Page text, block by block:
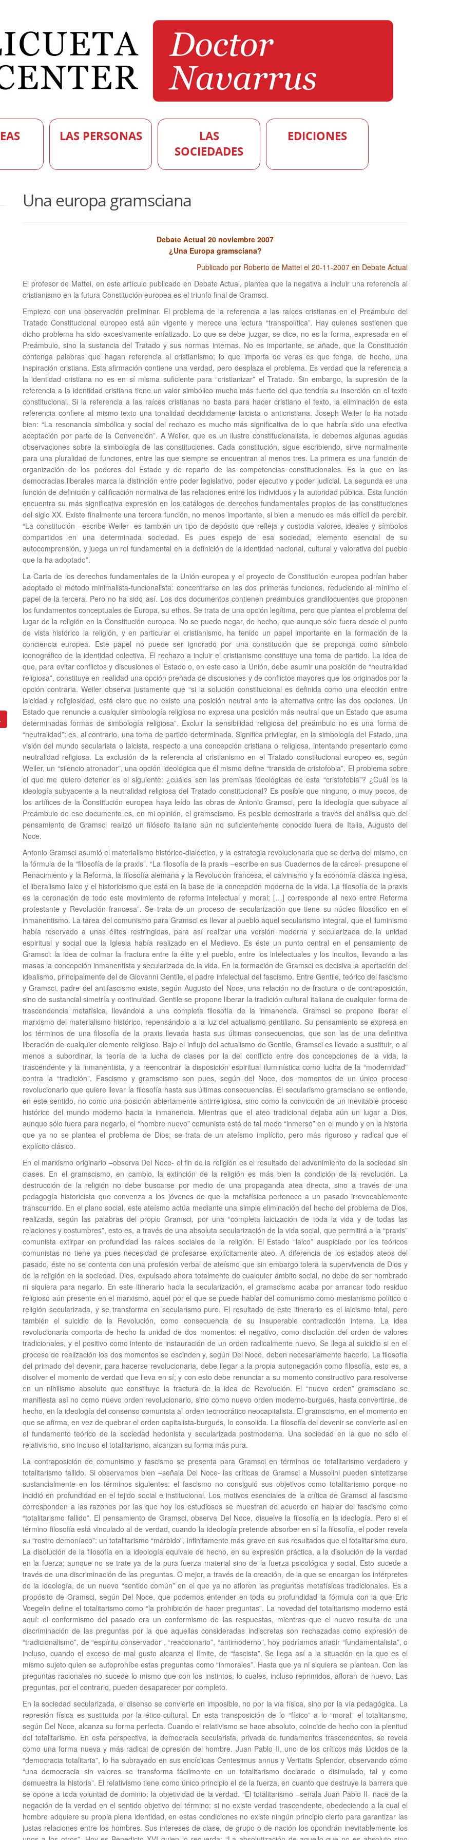
LAS PERSONAS
LAS
SOCIEDADES
EDICIONES
Una europa gramsciana
Debate Actual 20 noviembre 2007
¿Una Europa gramsciana?
Publicado por Roberto de Mattei el 20-11-2007 en Debate Actual
El profesor de Mattei, en este artículo publicado en Debate Actual, plantea que la negativa a incluir una referencia al
cristianismo en la futura Constitución europea es el triunfo final de Gramsci.
Empiezo con una observación preliminar. El problema de la referencia a las raíces cristianas en el Preámbulo del
Tratado Constitucional europeo está aún vigente y merece una lectura “transpolítica”. Hay quienes sostienen que
dicho problema ha sido excesivamente enfatizado. Lo que se debe juzgar, se dice, no es la forma, expresada en el
Preámbulo, sino la sustancia del Tratado y sus normas internas. No es importante, se añade, que la Constitución
contenga palabras que hagan referencia al cristianismo; lo que importa de veras es que tenga, de hecho, una
inspiración cristiana. Esta afirmación contiene una verdad, pero desplaza el problema. Es verdad que la referencia a
la identidad cristiana no es en sí misma suficiente para “cristianizar” el Tratado. Sin embargo, la supresión de la
referencia a la identidad cristiana tiene un valor simbólico mucho más fuerte del que tendría su inserción en el texto
constitucional. Si la referencia a las raíces cristianas no basta para hacer cristiano el texto, la eliminación de esta
referencia confiere al mismo texto una tonalidad decididamente laicista o anticristiana. Joseph Weiler lo ha notado
bien: “La resonancia simbólica y social del rechazo es mucho más significativa de lo que habría sido una efectiva
aceptación por parte de la Convención”. A Weiler, que es un ilustre constitucionalista, le debemos algunas agudas
observaciones sobre la simbología de las constituciones. Cada constitución, sigue escribiendo, sirve normalmente
para una pluralidad de funciones, entre las que siempre se encuentran al menos tres. La primera es una función de
organización de los poderes del Estado y de reparto de las competencias constitucionales. Es la que en las
democracias liberales marca la distinción entre poder legislativo, poder ejecutivo y poder judicial. La segunda es una
función de definición y calificación normativa de las relaciones entre los individuos y la autoridad pública. Esta función
encuentra su más significativa expresión en los catálogos de derechos fundamentales propios de las constituciones
del siglo XX. Existe finalmente una tercera función, no menos importante, si bien a menudo es más difícil de percibir.
“La constitución –escribe Weiler- es también un tipo de depósito que refleja y custodia valores, ideales y símbolos
compartidos en una determinada sociedad. Es pues espejo de esa sociedad, elemento esencial de su
autocomprensión, y juega un rol fundamental en la definición de la identidad nacional, cultural y valorativa del pueblo
que la ha adoptado”.
La Carta de los derechos fundamentales de la Unión europea y el proyecto de Constitución europea podrían haber
adoptado el método minimalista-funcionalista: concentrarse en las dos primeras funciones, reduciendo al mínimo el
papel de la tercera. Pero no ha sido así. Los dos documentos contienen preámbulos grandilocuentes que proponen
los fundamentos conceptuales de Europa, su ethos. Se trata de una opción legítima, pero que plantea el problema del
lugar de la religión en la Constitución europea. No se puede negar, de hecho, que aunque sólo fuera desde el punto
de vista histórico la religión, y en particular el cristianismo, ha tenido un papel importante en la formación de la
conciencia europea. Este papel no puede ser ignorado por una constitución que se proponga como símbolo
iconográfico de la identidad colectiva. El rechazo a incluir el cristianismo constituye una toma de partido. La idea de
que, para evitar conflictos y discusiones el Estado o, en este caso la Unión, debe asumir una posición de “neutralidad
religiosa”, constituye en realidad una opción preñada de discusiones y de conflictos mayores que los originados por la
opción contraria. Weiler observa justamente que “si la solución constitucional es definida como una elección entre
laicidad y religiosidad, está claro que no existe una posición neutral ante la alternativa entre las dos opciones. Un
Estado que renuncie a cualquier simbología religiosa no expresa una posición más neutral que un Estado que asuma
determinadas formas de simbología religiosa”. Excluir la sensibilidad religiosa del preámbulo no es una forma de
“neutralidad”: es, al contrario, una toma de partido determinada. Significa privilegiar, en la simbología del Estado, una
visión del mundo secularista o laicista, respecto a una concepción cristiana o religiosa, intentando presentarlo como
neutralidad religiosa. La exclusión de la referencia al cristianismo en el Tratado constitucional europeo es, según
Weiler, un “silencio atronador”, una opción ideológica que él mismo define “transida de cristofobia”. El problema sobre
el que me quiero detener es el siguiente: ¿cuáles son las premisas ideológicas de esta “cristofobia”? ¿Cuál es la
ideología subyacente a la neutralidad religiosa del Tratado constitucional? Es posible que ninguno, o muy pocos, de
los artífices de la Constitución europea haya leído las obras de Antonio Gramsci, pero la ideología que subyace al
Preámbulo de ese documento es, en mi opinión, el gramscismo. Es posible demostrarlo a través del análisis que del
pensamiento de Gramsci realizó un filósofo italiano aún no suficientemente conocido fuera de Italia, Augusto del
Noce.
Antonio Gramsci asumió el materialismo histórico-dialéctico, y la estrategia revolucionaria que se deriva del mismo, en
la fórmula de la “filosofía de la praxis”. “La filosofía de la praxis –escribe en sus Cuadernos de la cárcel- presupone el
Renacimiento y la Reforma, la filosofía alemana y la Revolución francesa, el calvinismo y la economía clásica inglesa,
el liberalismo laico y el historicismo que está en la base de la concepción moderna de la vida. La filosofía de la praxis
es la coronación de todo este movimiento de reforma intelectual y moral; […] corresponde al nexo entre Reforma
protestante y Revolución francesa”. Se trata de un proceso de secularización que tiene su núcleo filosófico en el
inmanentismo. La tarea del comunismo para Gramsci es llevar al pueblo aquel secularismo integral, que el iluminismo
había reservado a unas élites restringidas, para así realizar una versión moderna y secularizada de la unidad
espiritual y social que la Iglesia había realizado en el Medievo. Es éste un punto central en el pensamiento de
Gramsci: la idea de colmar la fractura entre la élite y el pueblo, entre los intelectuales y los incultos, llevando a las
masas la concepción inmanentista y secularizada de la vida. En la formación de Gramsci es decisiva la aportación del
idealismo, principalmente del de Giovanni Gentile, el padre intelectual del fascismo. Entre Gentile, teórico del fascismo
y Gramsci, padre del antifascismo existe, según Augusto del Noce, una relación no de fractura o de contraposición,
sino de sustancial simetría y continuidad. Gentile se propone liberar la tradición cultural italiana de cualquier forma de
trascendencia metafísica, llevándola a una completa filosofía de la inmanencia. Gramsci se propone liberar el
marxismo del materialismo histórico, repensándolo a la luz del actualismo gentiliano. Su pensamiento se expresa en
los términos de una filosofía de la praxis llevada hasta sus últimas consecuencias, que son las de una definitiva
liberación de cualquier elemento religioso. Bajo el influjo del actualismo de Gentile, Gramsci es llevado a sustituir, o al
menos a subordinar, la teoría de la lucha de clases por la del conflicto entre dos concepciones de la vida, la
trascendente y la inmanentista, y a reencontrar la disposición espiritual iluminística como lucha de la “modernidad”
contra la “tradición”. Fascismo y gramscismo son pues, según del Noce, dos momentos de un único proceso
revolucionario que quiere llevar la filosofía hasta sus últimas consecuencias. El secularismo gramsciano se entiende,
en este sentido, no como una posición abiertamente antirreligiosa, sino como la convicción de un inevitable proceso
histórico del mundo moderno hacia la inmanencia. Mientras que el ateo tradicional dejaba aún un lugar a Dios,
aunque sólo fuera para negarlo, el “hombre nuevo” comunista está de tal modo “inmerso” en el mundo y en la historia
que ya no se plantea el problema de Dios; se trata de un ateísmo implícito, pero más riguroso y radical que el
explícito clásico.
En el marxismo originario –observa Del Noce- el fin de la religión es el resultado del advenimiento de la sociedad sin
clases. En el gramscismo, en cambio, la extinción de la religión es más bien la condición de la revolución. La
destrucción de la religión no debe buscarse por medio de una propaganda atea directa, sino a través de una
pedagogía historicista que convenza a los jóvenes de que la metafísica pertenece a un pasado irrevocablemente
transcurrido. En el plano social, este ateísmo actúa mediante una simple eliminación del hecho del problema de Dios,
realizada, según las palabras del propio Gramsci, por una “completa laicización de toda la vida y de todas las
relaciones y costumbres”, esto es, a través de una absoluta secularización de la vida social, que permitirá a la “praxis”
comunista extirpar en profundidad las raíces sociales de la religión. El Estado “laico” auspiciado por los teóricos
comunistas no tiene ya pues necesidad de profesarse explícitamente ateo. A diferencia de los estados ateos del
pasado, éste no se contenta con una profesión verbal de ateísmo que sin embargo tolera la supervivencia de Dios y
de la religión en la sociedad. Dios, expulsado ahora totalmente de cualquier ámbito social, no debe de ser nombrado
ni siquiera para negarlo. En este itinerario hacia la secularización, el gramscismo acaba por arrancar todo residuo
religioso aún presente en el marxismo, aquel por el que se puede hablar del comunismo como mesianismo político o
religión secularizada, y se transforma en secularismo puro. El resultado de este itinerario es el laicismo total, pero
también el suicidio de la Revolución, como consecuencia de su insuperable contradicción interna. La idea
revolucionaria comporta de hecho la unidad de dos momentos: el negativo, como disolución del orden de valores
tradicionales, y el positivo como intento de instauración de un orden radicalmente nuevo. Se llega al suicidio si en el
proceso de realización los dos momentos se escinden y, según Del Noce, deben necesariamente hacerlo. La filosofía
del primado del devenir, para hacerse revolucionaria, debe llegar a la propia autonegación como filosofía, esto es, a
disolver el momento de verdad que lleva en sí; y con esto debe renunciar a su momento constructivo para resolverse
en un nihilismo absoluto que constituye la fractura de la idea de Revolución. El “nuevo orden” gramsciano se
manifiesta así no como nuevo orden revolucionario, sino como nuevo orden moderno-burgués, hasta convertirse, de
hecho, en la ideología del consenso comunista al orden tecnocrático neocapitalista. El gramscismo, en el momento en
que se afirma, en vez de quebrar el orden capitalista-burgués, lo consolida. La filosofía del devenir se convierte así en
el fundamento teórico de la sociedad hedonista y secularizada postmoderna. Una sociedad en la que no sólo el
relativismo, sino incluso el totalitarismo, alcanzan su forma más pura.
La contraposición de comunismo y fascismo se presenta para Gramsci en términos de totalitarismo verdadero y
totalitarismo fallido. Si observamos bien –señala Del Noce- las críticas de Gramsci a Mussolini pueden sintetizarse
sustancialmente en los términos siguientes: el fascismo no consiguió sus objetivos como totalitarismo porque no
incidió en profundidad en el tejido social e institucional. Los motivos esenciales de la crítica de Gramsci al fascismo
corresponden a las razones por las que hoy los estudiosos se muestran de acuerdo en hablar del fascismo como
“totalitarismo fallido”. El pensamiento de Gramsci, observa Del Noce, disuelve la filosofía en la ideología. Pero si el
término filosofía está vinculado al de verdad, cuando la ideología pretende absorber en sí la filosofía, el poder revela
su “rostro demoníaco”: un totalitarismo “mórbido”, infinitamente más grave en sus resultados que el totalitarismo duro.
La disolución de la filosofía en la ideología equivale de hecho, en su expresión práctica, a la disolución de la verdad
en la fuerza; aunque no se trate ya de la pura fuerza material sino de la fuerza psicológica y social. Esto sucede a
través de una discriminación de las preguntas. O mejor, a través de la creación, de la que se encargan los intérpretes
de la ideología, de un nuevo “sentido común” en el que ya no afloren las preguntas metafísicas tradicionales. Es a
propósito de Gramsci, según Del Noce, que podemos entender en toda su profundidad la fórmula con la que Eric
Voegelin define el totalitarismo como “la prohibición de hacer preguntas”. La novedad del totalitarismo moderno está
aquí: el conformismo del pasado era un conformismo de las respuestas, mientras que el nuevo resulta de una
discriminación de las preguntas por la que aquellas consideradas indiscretas son rechazadas como expresión de
“tradicionalismo”, de “espíritu conservador”, “reaccionario”, “antimoderno”, hoy podríamos añadir “fundamentalista”, o
incluso, cuando el exceso de mal gusto alcanza el límite, de “fascista”. Se llega así a la situación en la que es el
mismo sujeto quien se autoprohíbe estas preguntas como “inmorales”. Hasta que ya ni siquiera se plantean. Con las
preguntas racionales no sucede lo mismo que con los instintos, lo cuales, incluso reprimidos, afloran de nuevo. Las
preguntas, por el contrario, pueden desaparecer por completo.
En la sociedad secularizada, el disenso se convierte en imposible, no por la vía física, sino por la vía pedagógica. La
represión física es sustituida por la ético-cultural. En esta transposición de lo “físico” a lo “moral” el totalitarismo,
según Del Noce, alcanza su forma perfecta. Cuando el relativismo se hace absoluto, coincide de hecho con la plenitud
del totalitarismo. En esta perspectiva, la democracia secularista, privada de fundamentos trascendentes, se revela
como una forma nueva y más radical de opresión del hombre. Juan Pablo II, uno de los críticos más lúcidos de la
“democracia totalitaria”, lo ha subrayado en sus encíclicas Centesimus annus y Veritatis Splendor, observando cómo
“una democracia sin valores se transforma fácilmente en un totalitarismo declarado o disimulado, tal y como
demuestra la historia”. El relativismo tiene como único principio el de la fuerza, en cuanto que destruye la barrera que
se opone a toda voluntad de dominio: la objetividad de la verdad. “El totalitarismo –señala Juan Pablo II- nace de la
negación de la verdad en el sentido objetivo del término: si no existe verdad trascendente, obedeciendo a la cual el
hombre adquiere su propia plena identidad, en estas condiciones no existe ningún principio cierto para garantizar las
justas relaciones entre los hombres. Sus intereses de clase, de grupo o de nación los opondrán inevitablemente los